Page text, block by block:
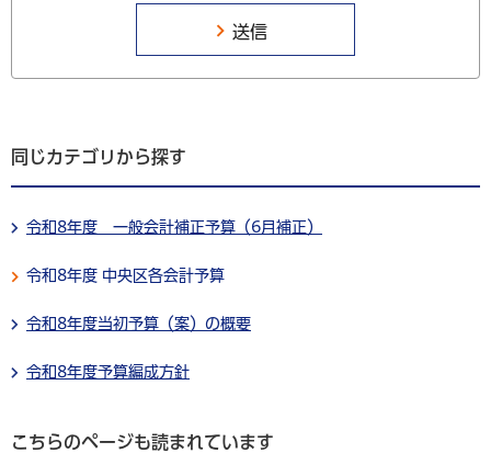
同じカテゴリから探す
令和8年度 一般会計補正予算（6月補正）
令和8年度 中央区各会計予算
令和8年度当初予算（案）の概要
令和8年度予算編成方針
こちらのページも読まれています